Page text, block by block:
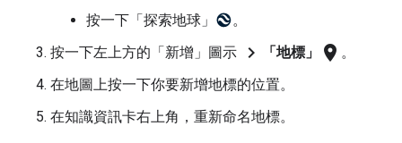
按一下「探索地球」
。
按一下左上方的「新增」圖示
chevron_right 「地標」 location_on 。
在地圖上按一下你要新增地標的位置。
在知識資訊卡右上角，重新命名地標。